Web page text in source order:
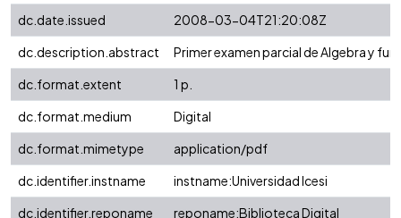
dc.date.issued
2008-03-04T21:20:08Z
dc.description.abstract
Primer examen parcial de Algebra y
dc.format.extent
1 p.
dc.format.medium
Digital
dc.format.mimetype
application/pdf
dc.identifier.instname
instname:Universidad Icesi
dc.identifier.reponame
reponame:Biblioteca Digital